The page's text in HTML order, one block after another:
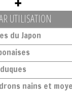
UTILISATION
du Japon
nains et